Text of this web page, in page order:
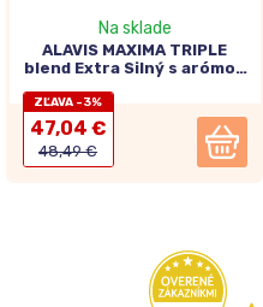
Na sklade
ALAVIS MAXIMA TRIPLE
blend Extra Silný s arómou
ZĽAVA -3%
47,04 €
48,49 €